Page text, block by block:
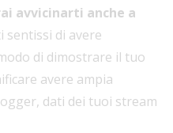
avvicinarti anche a
sentissi di avere
di dimostrare il tuo
avere ampia
dati dei tuoi stream